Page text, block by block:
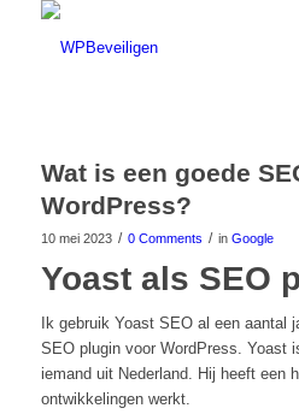
Wat is een goede
WordPress?
10 mei 2023 / 0 Comments / in Google
Yoast als SEO
Ik gebruik Yoast SEO al een aantal
SEO plugin voor WordPress. Yoast
iemand uit Nederland. Hij heeft een
ontwikkelingen werkt.